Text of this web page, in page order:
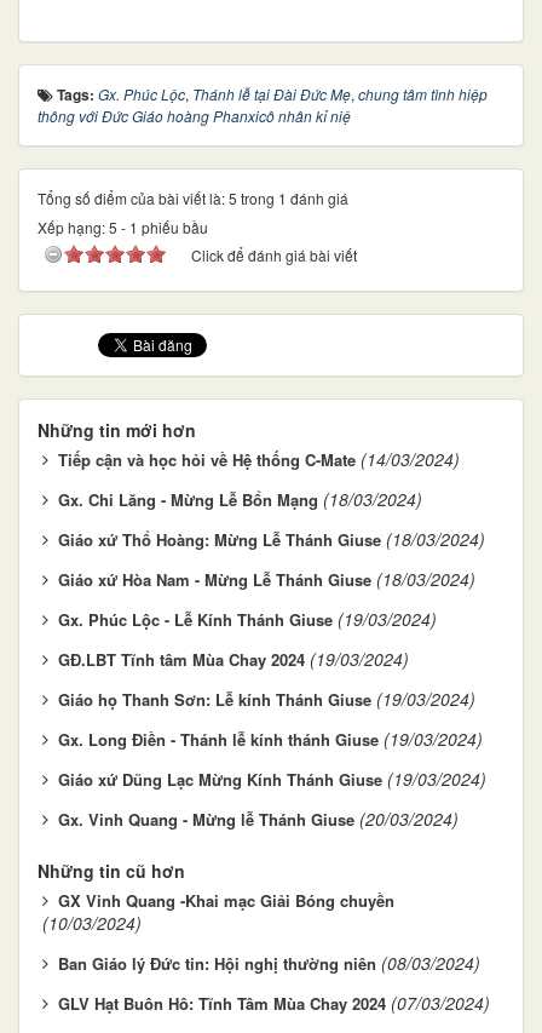
Tags: Gx. Phúc Lộc, Thánh lễ tại Đài Đức Mẹ, chung tâm tình hiệp
thông với Đức Giáo hoàng Phanxicô nhân kỉ niệ
Tổng số điểm của bài viết là: 5 trong 1 đánh giá
Xếp hạng:5 - 1 phiếu bầu
Click để đánh giá bài viết
Những tin mới hơn
Tiếp cận và học hỏi về Hệ thống C-Mate (14/03/2024)
Gx. Chi Lăng - Mừng Lễ Bổn Mạng (18/03/2024)
Giáo xứ Thổ Hoàng: Mừng Lễ Thánh Giuse (18/03/2024)
Giáo xứ Hòa Nam - Mừng Lễ Thánh Giuse (18/03/2024)
Gx. Phúc Lộc - Lễ Kính Thánh Giuse (19/03/2024)
GĐ.LBT Tĩnh tâm Mùa Chay 2024 (19/03/2024)
Giáo họ Thanh Sơn: Lễ kính Thánh Giuse (19/03/2024)
Gx. Long Điền - Thánh lễ kính thánh Giuse (19/03/2024)
Giáo xứ Dũng Lạc Mừng Kính Thánh Giuse (19/03/2024)
Gx. Vinh Quang - Mừng lễ Thánh Giuse (20/03/2024)
Những tin cũ hơn
GX Vinh Quang -Khai mạc Giải Bóng chuyền
(10/03/2024)
Ban Giáo lý Đức tin: Hội nghị thường niên (08/03/2024)
GLV Hạt Buôn Hô: Tĩnh Tâm Mùa Chay 2024 (07/03/2024)